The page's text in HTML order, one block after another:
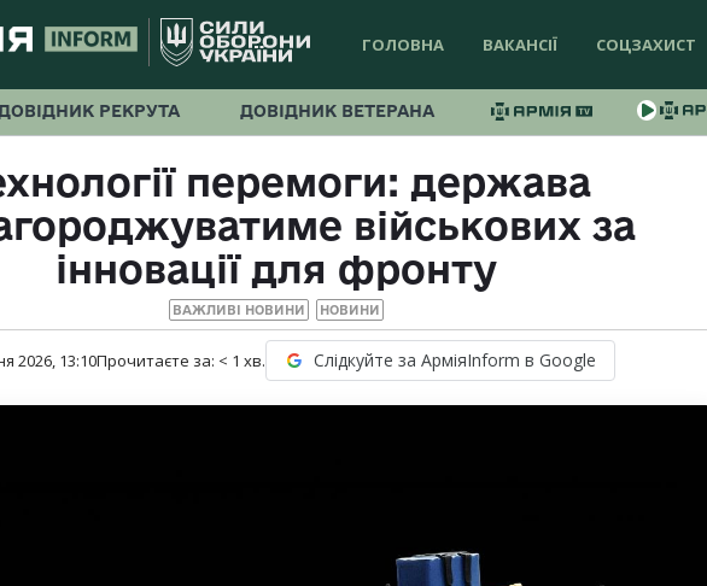
ГОЛОВНА ВАКАНСІЇ СОЦЗАХИСТ
РЕКРУТА ДОВІДНИК ВЕТЕРАНА
перемоги: держава
військових за
інновації для фронту
ВАЖЛИВІ НОВИНИ НОВИНИ
2026, 13:10Прочитаєте за: < 1 хв. Слідкуйте за АрміяInform в Google